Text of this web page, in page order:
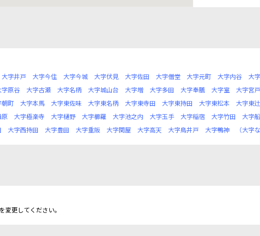
大字井戸 大字今住 大字今城 大字伏見 大字佐田 大字僧堂 大字元町 大字内谷 大
字原谷 大字古瀬 大字名柄 大字城山台 大字増 大字多田 大字奉膳 大字室 大字宮戸
朝町 大字本馬 大字東佐味 大字東名柄 大字東寺田 大字東持田 大字東松本 大字東辻
原 大字極楽寺 大字樋野 大字櫛羅 大字池之内 大字玉手 大字稲宿 大字竹田 大字
大字西持田 大字豊田 大字重阪 大字関屋 大字高天 大字鳥井戸 大字鴨神 （大字
更してください。